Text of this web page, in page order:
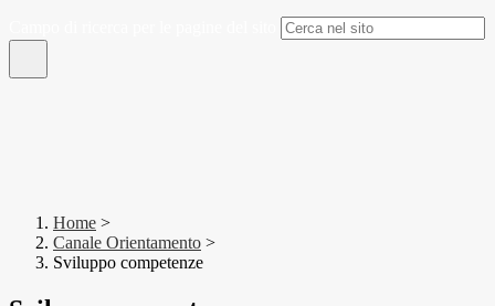
Home >
Canale Orientamento >
Sviluppo competenze